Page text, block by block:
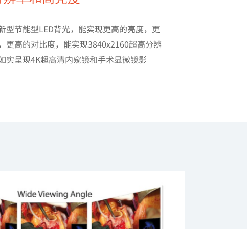
型节能型LED背光，能实现更高的亮度，更
更高的对比度，能实现3840x2160超高分辨
实呈现4K超高清内窥镜和手术显微镜影